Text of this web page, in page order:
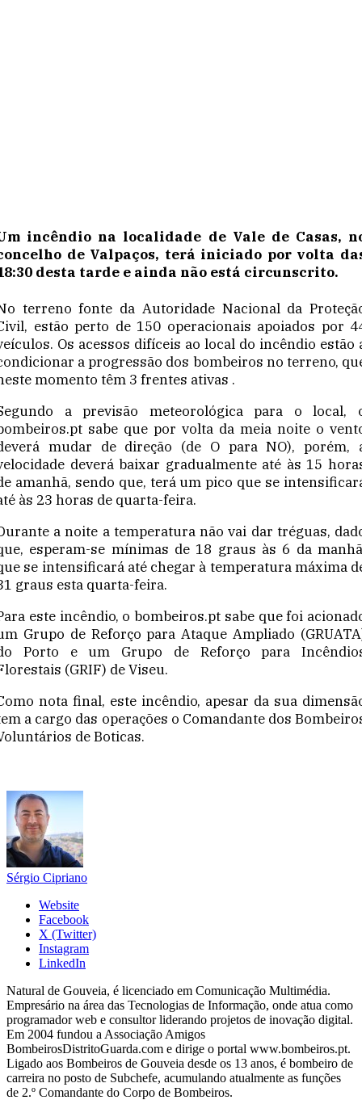
incêndio na localidade de Vale de Casas,
de Valpaços, terá iniciado por volta
desta tarde e ainda não está circunscrito.
terreno fonte da Autoridade Nacional da
estão perto de 150 operacionais apoiados por
Os acessos difíceis ao local do incêndio estão
a progressão dos bombeiros no terreno,
momento têm 3 frentes ativas .
a previsão meteorológica para o local,
sabe que por volta da meia noite o
mudar de direção (de O para NO), porém,
deverá baixar gradualmente até às 15
amanhã, sendo que, terá um pico que se
às 23 horas de quarta-feira.
a noite a temperatura não vai dar tréguas,
esperam-se mínimas de 18 graus às 6 da
se intensificará até chegar à temperatura máxima
graus esta quarta-feira.
este incêndio, o bombeiros.pt sabe que foi
Grupo de Reforço para Ataque Ampliado
Porto e um Grupo de Reforço para
(GRIF) de Viseu.
nota final, este incêndio, apesar da sua
a cargo das operações o Comandante dos
de Boticas.
Sérgio Cipriano
Website
Facebook
X (Twitter)
Instagram
LinkedIn
Natural de Gouveia, é licenciado em Comunicação Multimédia.
Empresário na área das Tecnologias de Informação, onde atua como
programador web e consultor liderando projetos de inovação digital.
Em 2004 fundou a Associação Amigos
BombeirosDistritoGuarda.com e dirige o portal www.bombeiros.pt.
Ligado aos Bombeiros de Gouveia desde os 13 anos, é bombeiro de
carreira no posto de Subchefe, acumulando atualmente as funções
de 2.º Comandante do Corpo de Bombeiros.